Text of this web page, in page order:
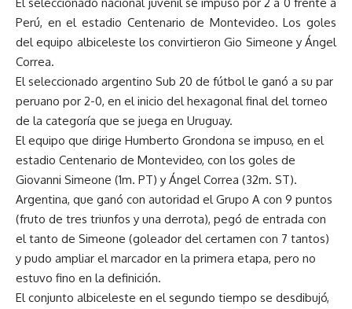
El seleccionado nacional juvenil se impuso por 2 a 0 frente a
Perú, en el estadio Centenario de Montevideo. Los goles
del equipo albiceleste los convirtieron Gio Simeone y Ángel
Correa.
El seleccionado argentino Sub 20 de fútbol le ganó a su par
peruano por 2-0, en el inicio del hexagonal final del torneo
de la categoría que se juega en Uruguay.
El equipo que dirige Humberto Grondona se impuso, en el
estadio Centenario de Montevideo, con los goles de
Giovanni Simeone (1m. PT) y Ángel Correa (32m. ST).
Argentina, que ganó con autoridad el Grupo A con 9 puntos
(fruto de tres triunfos y una derrota), pegó de entrada con
el tanto de Simeone (goleador del certamen con 7 tantos)
y pudo ampliar el marcador en la primera etapa, pero no
estuvo fino en la definición.
El conjunto albiceleste en el segundo tiempo se desdibujó,